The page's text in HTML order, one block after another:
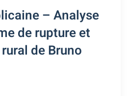
– Analyse
de rupture et
de Bruno